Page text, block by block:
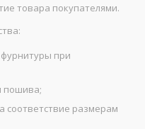
товара покупателями.
при
пошива;
соответствие размерам